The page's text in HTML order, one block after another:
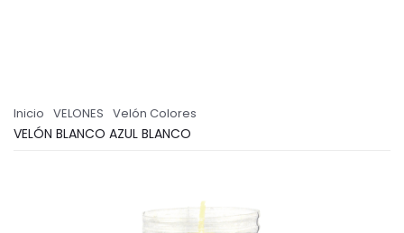
Inicio VELONES Velón Colores
VELÓN BLANCO AZUL BLANCO